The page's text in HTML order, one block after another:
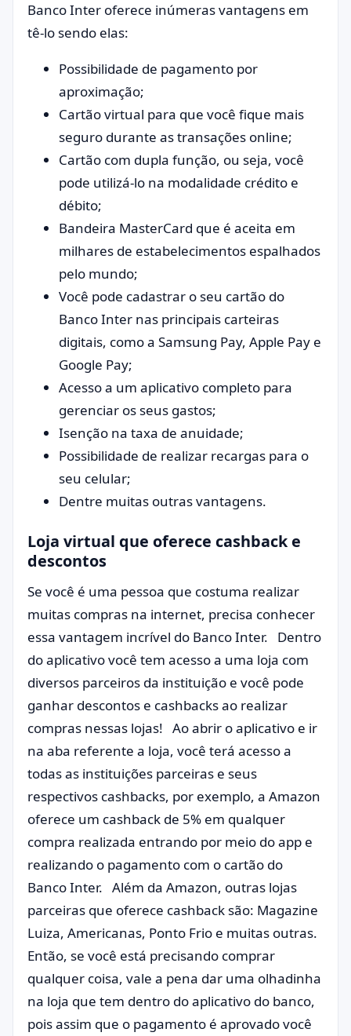
Banco Inter oferece inúmeras vantagens em
tê-lo sendo elas:
Possibilidade de pagamento por
aproximação;
Cartão virtual para que você fique mais
seguro durante as transações online;
Cartão com dupla função, ou seja, você
pode utilizá-lo na modalidade crédito e
débito;
Bandeira MasterCard que é aceita em
milhares de estabelecimentos espalhados
pelo mundo;
Você pode cadastrar o seu cartão do
Banco Inter nas principais carteiras
digitais, como a Samsung Pay, Apple Pay e
Google Pay;
Acesso a um aplicativo completo para
gerenciar os seus gastos;
Isenção na taxa de anuidade;
Possibilidade de realizar recargas para o
seu celular;
Dentre muitas outras vantagens.
Loja virtual que oferece cashback e
descontos
Se você é uma pessoa que costuma realizar
muitas compras na internet, precisa conhecer
essa vantagem incrível do Banco Inter. Dentro
do aplicativo você tem acesso a uma loja com
diversos parceiros da instituição e você pode
ganhar descontos e cashbacks ao realizar
compras nessas lojas! Ao abrir o aplicativo e ir
na aba referente a loja, você terá acesso a
todas as instituições parceiras e seus
respectivos cashbacks, por exemplo, a Amazon
oferece um cashback de 5% em qualquer
compra realizada entrando por meio do app e
realizando o pagamento com o cartão do
Banco Inter. Além da Amazon, outras lojas
parceiras que oferece cashback são: Magazine
Luiza, Americanas, Ponto Frio e muitas outras.
Então, se você está precisando comprar
qualquer coisa, vale a pena dar uma olhadinha
na loja que tem dentro do aplicativo do banco,
pois assim que o pagamento é aprovado você